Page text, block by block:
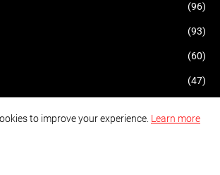
(96)
(93)
(60)
(47)
to improve your experience. Learn more